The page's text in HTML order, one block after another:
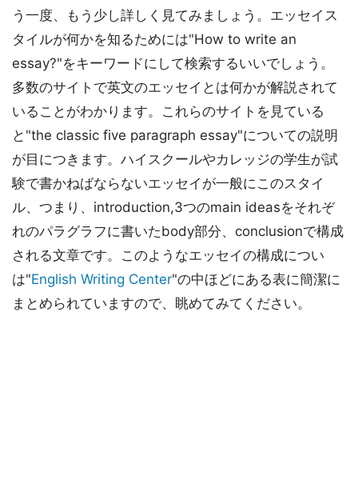
う一度、もう少し詳しく見てみましょう。エッセイス
タイルが何かを知るためには"How to write an
essay?"をキーワードにして検索するいいでしょう。
多数のサイトで英文のエッセイとは何かが解説されて
いることがわかります。これらのサイトを見ている
と"the classic five paragraph essay"についての説明
が目につきます。ハイスクールやカレッジの学生が試
験で書かねばならないエッセイが一般にこのスタイ
ル、つまり、introduction,3つのmain ideasをそれぞ
れのパラグラフに書いたbody部分、conclusionで構成
される文章です。このようなエッセイの構成につい
は"English Writing Center"の中ほどにある表に簡潔に
まとめられていますので、眺めてみてください。